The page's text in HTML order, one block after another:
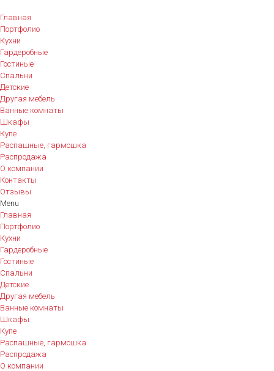
Главная
Портфолио
Кухни
Гардеробные
Гостиные
Спальни
Детские
Другая мебель
Ванные комнаты
Шкафы
Купе
Распашные, гармошка
Распродажа
О компании
Контакты
Отзывы
Menu
Главная
Портфолио
Кухни
Гардеробные
Гостиные
Спальни
Детские
Другая мебель
Ванные комнаты
Шкафы
Купе
Распашные, гармошка
Распродажа
О компании